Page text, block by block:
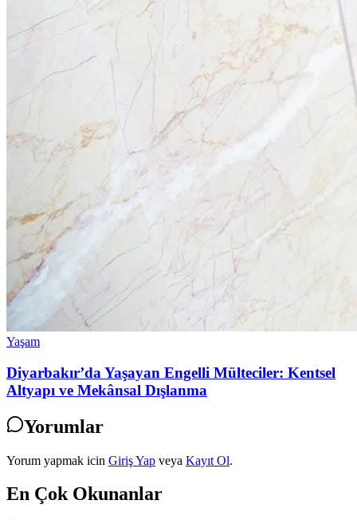
Yaşam
Diyarbakır’da Yaşayan Engelli Mülteciler: Kentsel
Altyapı ve Mekânsal Dışlanma
Yorumlar
Yorum yapmak icin Giriş Yap veya Kayıt Ol.
En Çok Okunanlar